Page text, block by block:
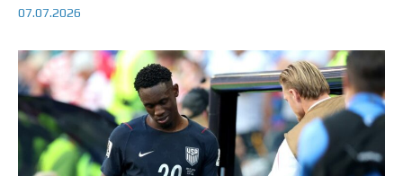
07.07.2026